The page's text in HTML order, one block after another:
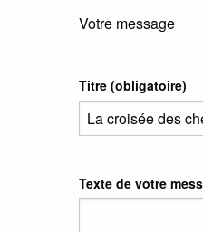
Votre message
Titre (obligatoire)
Texte de votre